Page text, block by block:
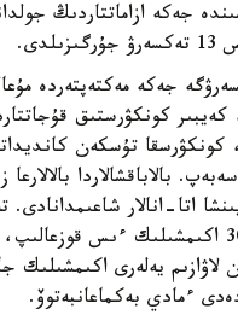
جەكە ازاماتتاردىڭ
جەكە مەكتەپتەردە
كەيبىر كونكۋرستىق
كونكۋرسقا تۇسكەن
بالاباقشالاردا
اتا-انالار شاعىمدانادى.
ناتيجەسىندە 30 اكىمشىلىك ءىس
لاۋازىم يەلەرى اكىمشىلىك
ءمادي بەكماعانبەتوۆ.